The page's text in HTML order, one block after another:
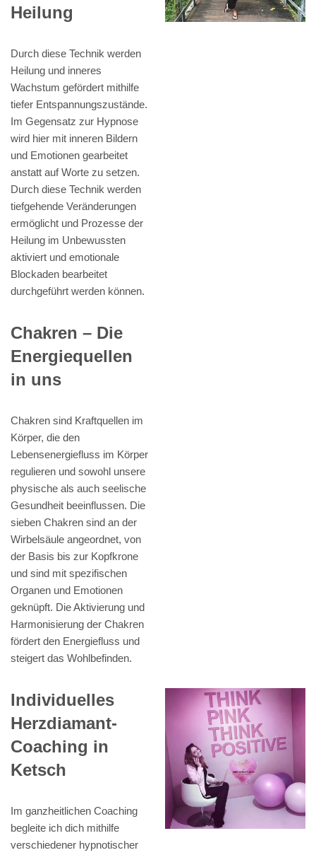
Heilung
Durch diese Technik werden
Heilung und inneres
Wachstum gefördert mithilfe
tiefer Entspannungszustände.
Im Gegensatz zur Hypnose
wird hier mit inneren Bildern
und Emotionen gearbeitet
anstatt auf Worte zu setzen.
Durch diese Technik werden
tiefgehende Veränderungen
ermöglicht und Prozesse der
Heilung im Unbewussten
aktiviert und emotionale
Blockaden bearbeitet
durchgeführt werden können.
Chakren – Die
Energiequellen
in uns
Chakren sind Kraftquellen im
Körper, die den
Lebensenergiefluss im Körper
regulieren und sowohl unsere
physische als auch seelische
Gesundheit beeinflussen. Die
sieben Chakren sind an der
Wirbelsäule angeordnet, von
der Basis bis zur Kopfkrone
und sind mit spezifischen
Organen und Emotionen
geknüpft. Die Aktivierung und
Harmonisierung der Chakren
fördert den Energiefluss und
steigert das Wohlbefinden.
Individuelles
Herzdiamant-
Coaching in
Ketsch
Im ganzheitlichen Coaching
begleite ich dich mithilfe
verschiedener hypnotischer